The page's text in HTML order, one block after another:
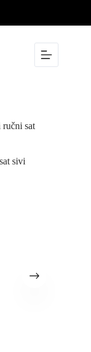
sat